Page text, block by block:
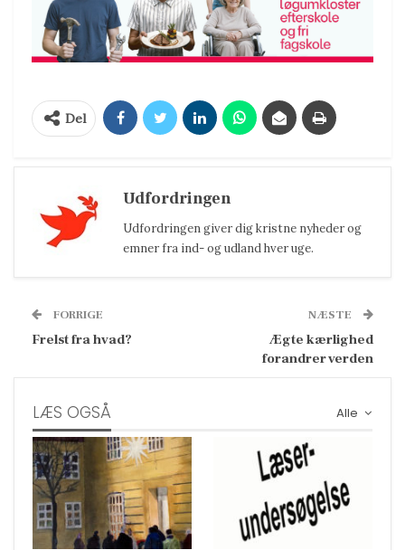
Del
Udfordringen
Udfordringen giver dig kristne nyheder og
emner fra ind- og udland hver uge.
FORRIGE
Frelst fra hvad?
NÆSTE
Ægte kærlighed
forandrer verden
Alle
LÆS OGSÅ